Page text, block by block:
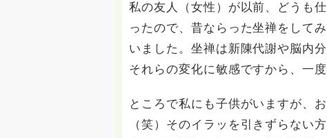
私の友人（女性）が以前、どうも
ったので、昔ならった坐禅をして
いました。坐禅は新陳代謝や脳内
それらの変化に敏感ですから、一
ところで私にも子供がいますが、
（笑）そのイラッを引きずらない